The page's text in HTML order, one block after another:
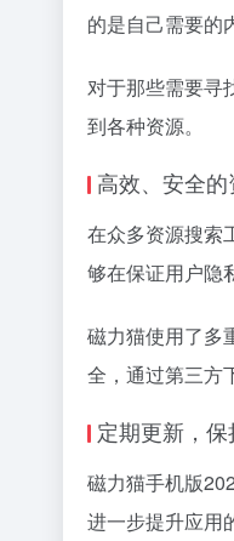
的是自己需要的
对于那些需要寻
到各种资源。
高效、安全
在众多资源搜索
够在保证用户隐
磁力猫使用了多
全，通过第三方
定期更新，
磁力猫手机版
进一步提升应用